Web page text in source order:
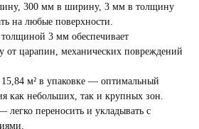
300 мм в ширину, 3 мм в толщину
на любые поверхности.
3 мм обеспечивает
от царапин, механических повреждений
м² в упаковке — оптимальный
как небольших, так и крупных зон.
легко переносить и укладывать с